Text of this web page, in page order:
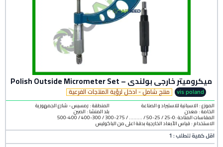
ميكروميتر خارجى بولندى – Polish Outside Micrometer Set
vis poland منتج شامل - ادخل لرؤية المنتجات الفرعية
الموزع : الاسبانية للاستيراد و الصناعة
الخامة : معدن
المنطقة : رمسيس - شارع الجمهورية
بلد المنشأ : الصين
المقاسات المتاحة :0-25 / 25-50 / ......... / 275-300 / 300-400 / 400-500
الاستخدام : قياس الأبعاد الخارجية بدقة أعلى من الباكوليس
اقل كمية للطلب : 1